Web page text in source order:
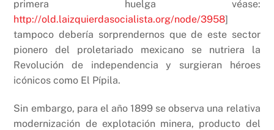
primera huelga véase:
http://old.laizquierdasocialista.org/node/3958]
tampoco debería sorprendernos que de este sector
pionero del proletariado mexicano se nutriera la
Revolución de independencia y surgieran héroes
icónicos como El Pípila.
Sin embargo, para el año 1899 se observa una relativa
modernización de explotación minera, producto del